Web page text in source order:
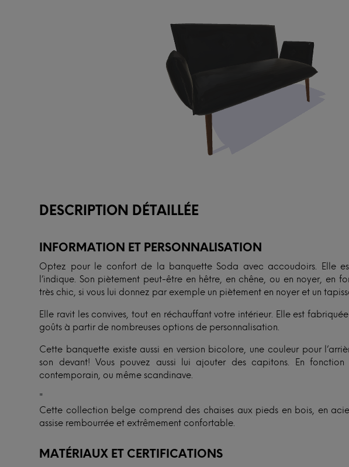
DESCRIPTION DÉTAILLÉE
INFORMATION ET PERSONNALISATION
Optez pour le confort de la banquette Soda avec accoudoirs. Elle
l’indique. Son piètement peut-être en hêtre, en chêne, ou en noyer, en
très chic, si vous lui donnez par exemple un piètement en noyer et un
Elle ravit les convives, tout en réchauffant votre intérieur. Elle est
goûts à partir de nombreuses options de personnalisation.
Cette banquette existe aussi en version bicolore, une couleur pour
son devant! Vous pouvez aussi lui ajouter des capitons. En
contemporain, ou même scandinave.
"
Cette collection belge comprend des chaises aux pieds en bois, en
assise rembourrée et extrêmement confortable.
MATÉRIAUX ET CERTIFICATIONS